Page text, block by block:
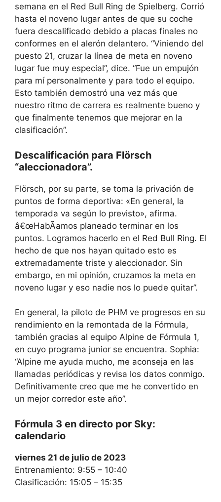
semana en el Red Bull Ring de Spielberg. Corrió
hasta el noveno lugar antes de que su coche
fuera descalificado debido a placas finales no
conformes en el alerón delantero. “Viniendo del
puesto 21, cruzar la línea de meta en noveno
lugar fue muy especial”, dice. “Fue un empujón
para mí personalmente y para todo el equipo.
Esto también demostró una vez más que
nuestro ritmo de carrera es realmente bueno y
que finalmente tenemos que mejorar en la
clasificación”.
Descalificación para Flörsch
“aleccionadora”.
Flörsch, por su parte, se toma la privación de
puntos de forma deportiva: «En general, la
temporada va según lo previsto», afirma.
â€œHabÃamos planeado terminar en los
puntos. Logramos hacerlo en el Red Bull Ring. El
hecho de que nos hayan quitado esto es
extremadamente triste y aleccionador. Sin
embargo, en mi opinión, cruzamos la meta en
noveno lugar y eso nadie nos lo puede quitar”.
En general, la piloto de PHM ve progresos en su
rendimiento en la remontada de la Fórmula,
también gracias al equipo Alpine de Fórmula 1,
en cuyo programa junior se encuentra. Sophia:
“Alpine me ayuda mucho, me aconseja en las
llamadas periódicas y revisa los datos conmigo.
Definitivamente creo que me he convertido en
un mejor corredor este año”.
Fórmula 3 en directo por Sky:
calendario
viernes 21 de julio de 2023
Entrenamiento: 9:55 – 10:40
Clasificación: 15:05 – 15:35